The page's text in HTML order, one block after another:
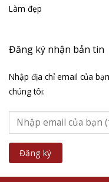
Làm đẹp
Đăng ký nhận bản tin
Nhập địa chỉ email của
chúng tôi: